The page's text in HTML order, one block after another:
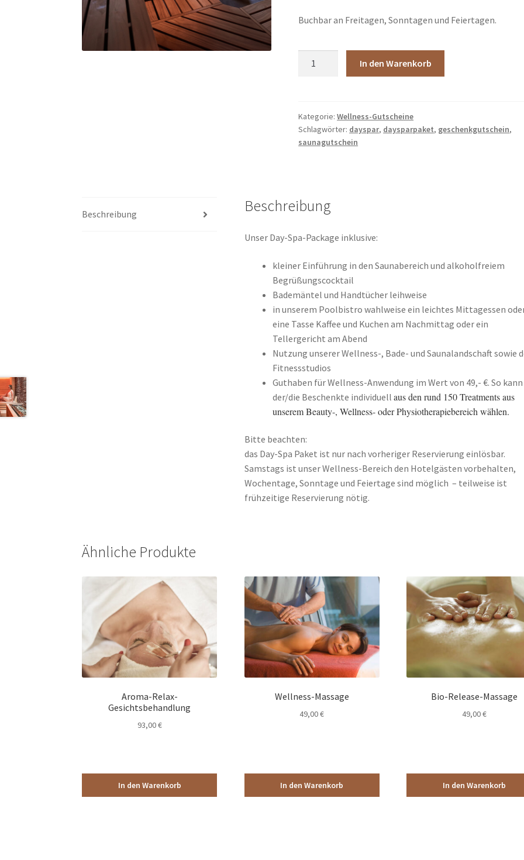
Buchbar an Freitagen, Sonntagen und Feiertagen.
und
Feiertags)
Menge
In den Warenkorb
Kategorie:Wellness-Gutscheine
Schlagwörter: dayspar, daysparpaket, geschenkgutschein,
saunagutschein
Beschreibung Beschreibung
Unser Day-Spa-Package inklusive:
kleiner Einführung in den Saunabereich und alkoholfreiem
Begrüßungscocktail
Bademäntel und Handtücher leihweise
in unserem Poolbistro wahlweise ein leichtes Mittagessen
eine Tasse Kaffee und Kuchen am Nachmittag oder ein
Tellergericht am Abend
Nutzung unserer Wellness-, Bade- und Saunalandschaft sowie
Fitnessstudios
Guthaben für Wellness-Anwendung im Wert von 49,- €. So kann
der/die Beschenkte individuell aus den rund 150 Treatments aus
unserem Beauty-, Wellness- oder Physiotherapiebereich wählen.
Bitte beachten:
das Day-Spa Paket ist nur nach vorheriger Reservierung einlösbar.
Samstags ist unser Wellness-Bereich den Hotelgästen vorbehalten,
Wochentage, Sonntage und Feiertage sind möglich – teilweise ist
frühzeitige Reservierung nötig.
Ähnliche Produkte
Aroma-Relax-
Gesichtsbehandlung
93,00€
In den Warenkorb
Wellness-Massage
49,00€
In den Warenkorb
Bio-Release-Massage
49,00€
In den Warenkorb